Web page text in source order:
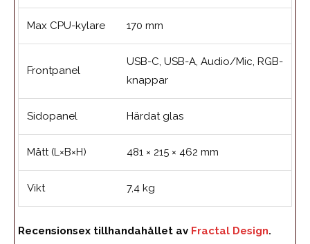
Max CPU-kylare 170 mm
Frontpanel
USB-C, USB-A, Audio/Mic, RGB-
knappar
Sidopanel Härdat glas
Mått (L×B×H) 481 × 215 × 462 mm
Vikt 7,4 kg
Recensionsex tillhandahållet av Fractal Design.